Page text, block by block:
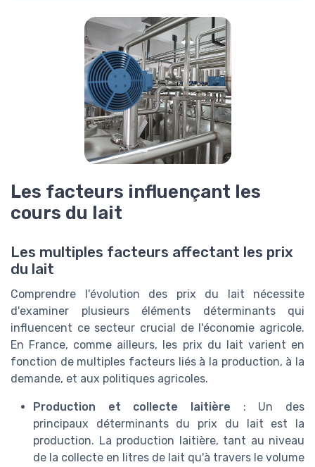
Les facteurs influençant les
cours du lait
Les multiples facteurs affectant les prix
du lait
Comprendre l'évolution des prix du lait nécessite
d'examiner plusieurs éléments déterminants qui
influencent ce secteur crucial de l'économie agricole.
En France, comme ailleurs, les prix du lait varient en
fonction de multiples facteurs liés à la production, à la
demande, et aux politiques agricoles.
Production et collecte laitière : Un des
principaux déterminants du prix du lait est la
production. La production laitière, tant au niveau
de la collecte en litres de lait qu'à travers le volume